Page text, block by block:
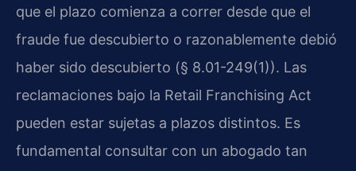
que el plazo comienza a correr desde que el
fraude fue descubierto o razonablemente debió
haber sido descubierto (§ 8.01-249(1)). Las
reclamaciones bajo la Retail Franchising Act
pueden estar sujetas a plazos distintos. Es
fundamental consultar con un abogado tan